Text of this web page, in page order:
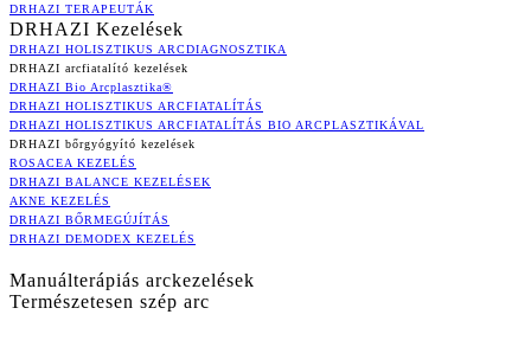
DRHAZI TERAPEUTÁK
DRHAZI Kezelések
DRHAZI HOLISZTIKUS ARCDIAGNOSZTIKA
DRHAZI arcfiatalító kezelések
DRHAZI Bio Arcplasztika®
DRHAZI HOLISZTIKUS ARCFIATALÍTÁS
DRHAZI HOLISZTIKUS ARCFIATALÍTÁS BIO ARCPLASZTIKÁVAL
DRHAZI bőrgyógyító kezelések
ROSACEA KEZELÉS
DRHAZI BALANCE KEZELÉSEK
AKNE KEZELÉS
DRHAZI BŐRMEGÚJÍTÁS
DRHAZI DEMODEX KEZELÉS
Manuálterápiás arckezelések
Természetesen szép arc